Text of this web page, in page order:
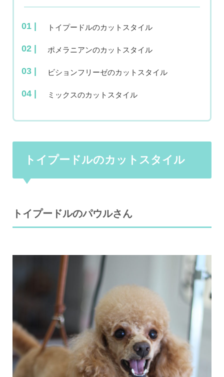
トイプードルのカットスタイル
ポメラニアンのカットスタイル
ビションフリーゼのカットスタイル
ミックスのカットスタイル
トイプードルのカットスタイル
トイプードルのパウルさん